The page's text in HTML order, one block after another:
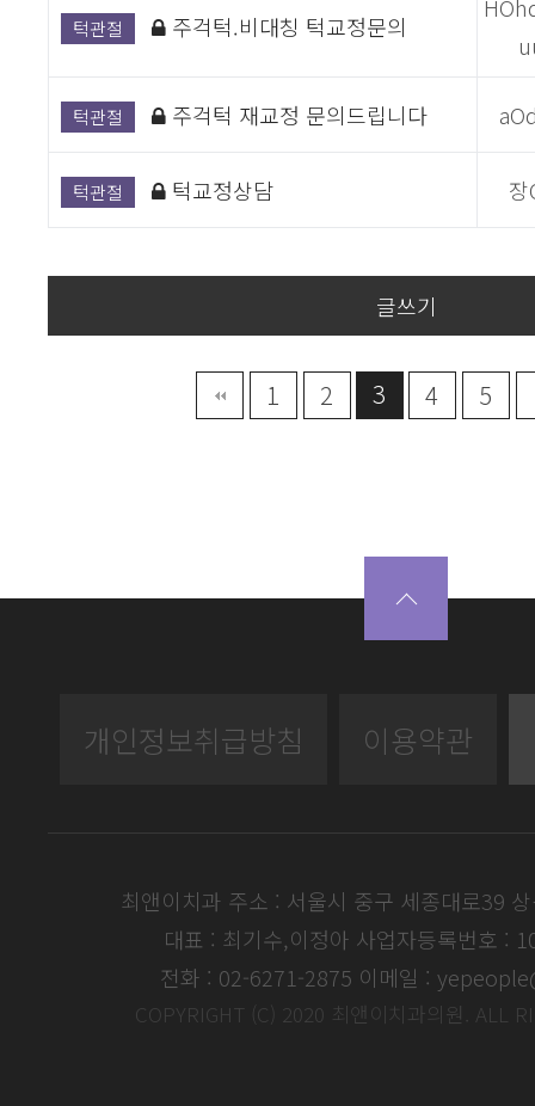
턱관절 주걱턱.비대칭 턱교정문의
턱관절 주걱턱 재교정 문의드립니다
턱관절 턱교정상담
글쓰기
1 2 3 4 5
개인정보취급방침 이용약관
최앤이치과 주소 : 서울시 중구 세종대로39
대표 : 최기수,이정아 사업자등록번호 :
전화 : 02-6271-2875 이메일 :
COPYRIGHT (C) 2020 최앤이치과의원. ALL